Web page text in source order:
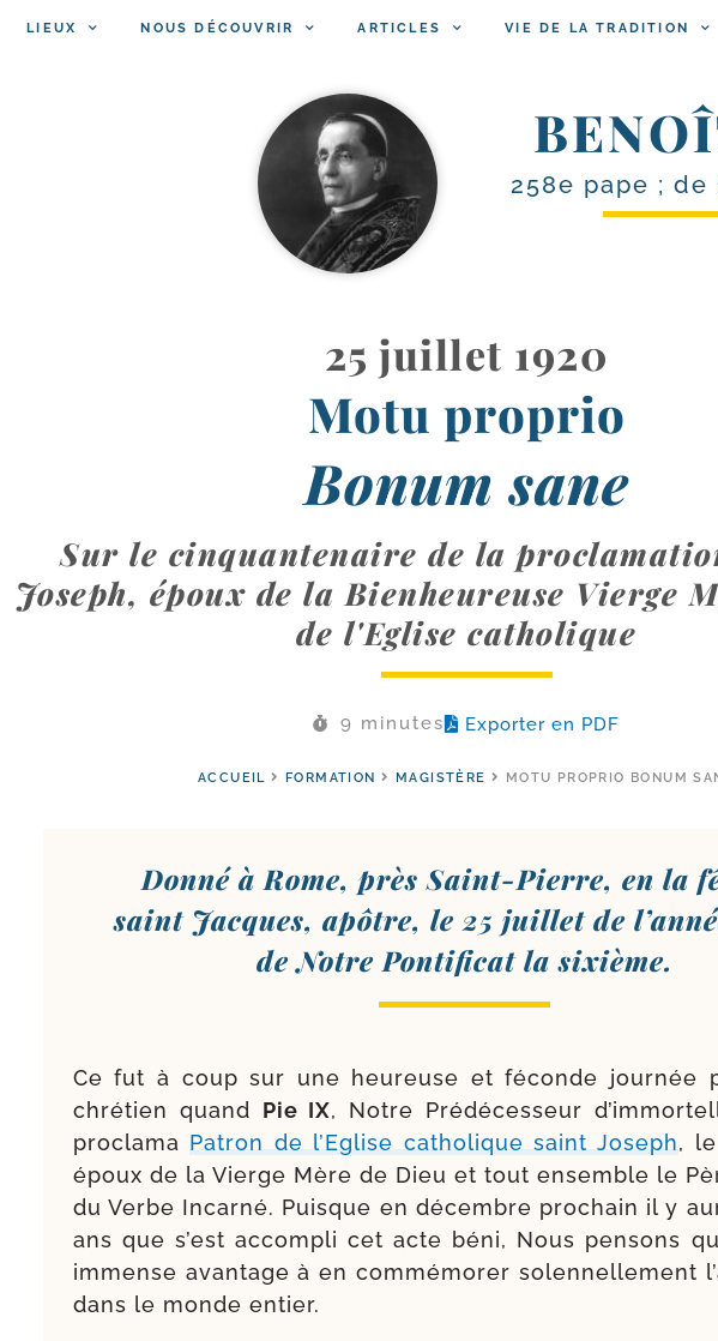
LIEUX NOUS DÉCOUVRIR ARTICLES VIE DE LA TRADITION
258e pape ; de
25 juillet 1920
Motu proprio
Bonum sane
Sur le cinquantenaire de la
Joseph, époux de la Bienheureuse Vierge
de l'Eglise catholique
9 minutes Exporter en PDF
ACCUEIL FORMATION MAGISTÈRE MOTU PROPRIO BONUM
Donné à Rome, près Saint-​Pierre, en la
saint Jacques, apôtre, le 25 juillet de
de Notre Pontificat la sixième.
Ce fut à coup sur une heu­reuse et féconde jour­née
chré­tien quand Pie IX, Notre Prédécesseur
pro­cla­ma Patron de l’Eglise catho­lique saint Joseph,
époux de la Vierge Mère de Dieu et tout ensemble le
du Verbe Incarné. Puisque en décembre pro­chain il y
ans que s’est accom­pli cet acte béni, Nous pen­sons
immense avan­tage à en com­mé­mo­rer solen­nel­le­ment
dans le monde entier.